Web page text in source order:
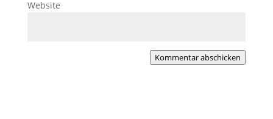
Website
Kommentar abschicken